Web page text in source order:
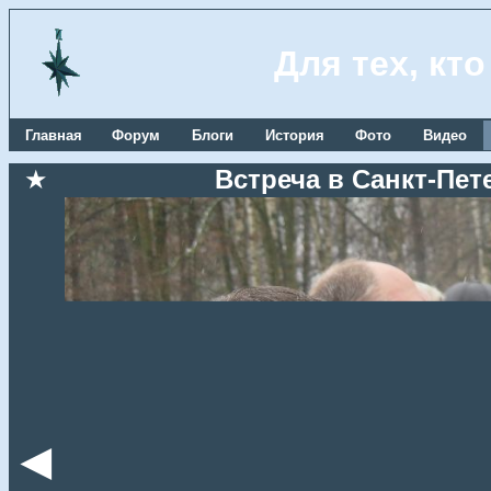
Для тех,
Главная Форум Блоги История Фото Видео
★ Встреча в Санкт-
◄